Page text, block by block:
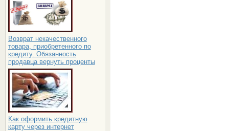
Возврат некачественного
товара, приобретенного по
кредиту. Обязанность
продавца вернуть проценты
Как оформить кредитную
карту через интернет